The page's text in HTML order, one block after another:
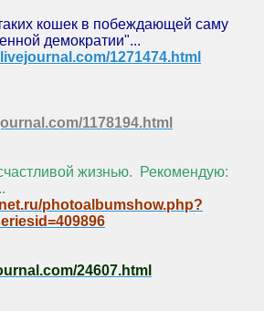
кошек в побеждающей саму
демократии"...
1271474.html
1178194.html
жизнью. Рекомендую:
photoalbumshow.php?
24607.html